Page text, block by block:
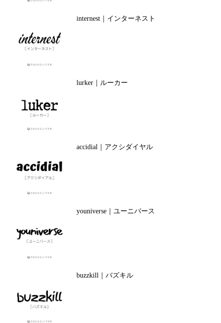
internest｜インターネスト
lurker｜ルーカー
accidial｜アクシダイヤル
youniverse｜ユーニバース
buzzkill｜バズキル